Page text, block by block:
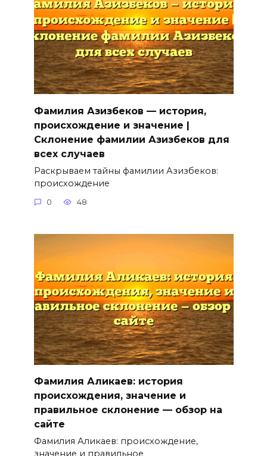
Фамилия Азизбеков — история,
происхождение и значение |
Склонение фамилии Азизбеков для
всех случаев
Раскрываем тайны фамилии Азизбеков:
происхождение
0 48
Фамилия Аликаев: история
происхождения, значение и
правильное склонение — обзор на
сайте
Фамилия Аликаев: происхождение,